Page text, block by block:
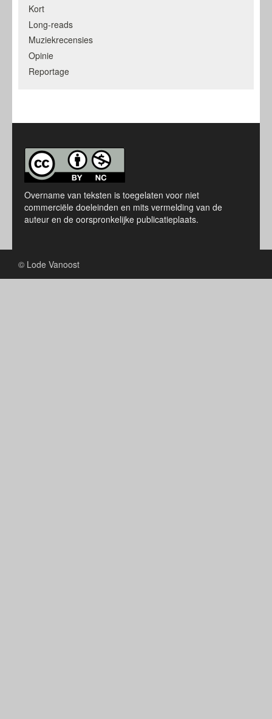
Kort
Long-reads
Muziekrecensies
Opinie
Reportage
Overname van teksten is toegelaten voor niet
commerciële doeleinden en mits vermelding van de
auteur en de oorspronkelijke publicatieplaats.
© Lode Vanoost